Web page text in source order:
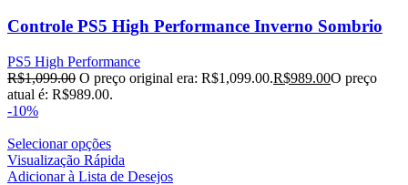
Controle PS5 High Performance Inverno Sombrio
PS5 High Performance
R$1,099.00 O preço original era: R$1,099.00.R$989.00O preço
atual é: R$989.00.
-10%
Selecionar opções
Visualização Rápida
Adicionar à Lista de Desejos